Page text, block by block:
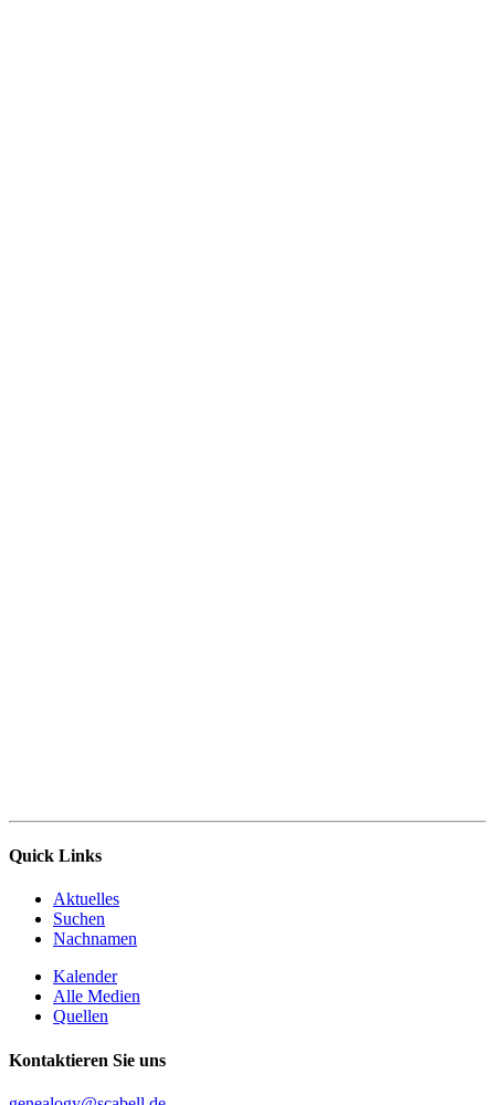
Quick Links
Aktuelles
Suchen
Nachnamen
Kalender
Alle Medien
Quellen
Kontaktieren Sie uns